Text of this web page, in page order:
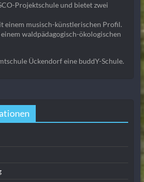
Projektschule und bietet zwei
einem musisch-künstlerischen Profil.
waldpädagogisch-ökologischen
Ückendorf eine buddY-Schule.